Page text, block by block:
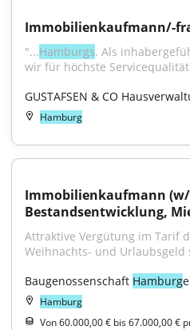
Immobilienkaufmann/-
"...Hamburgs. Als
wir für höchste
GUSTAFSEN & CO
Hamburg
Immobilienkaufmann
Bestandsentwicklung,
Attraktive Vergütung im Tarif
Weihnachts- und Urlaubsgeld
Baugenossenschaft Hamburg
Hamburg
Von 60.000,00 € bis 67.000,00 €